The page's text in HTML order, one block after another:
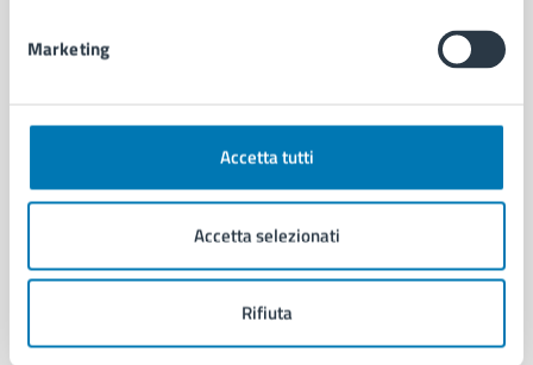
Marketing
Accetta tutti
Accetta selezionati
Rifiuta
Autorizzazioni
Cultura e tempo libero
Educazione e formazione
Giustizia e sicurezza pubblica
Salute, benessere e assistenza
Vita lavorativa
NOVITÀ